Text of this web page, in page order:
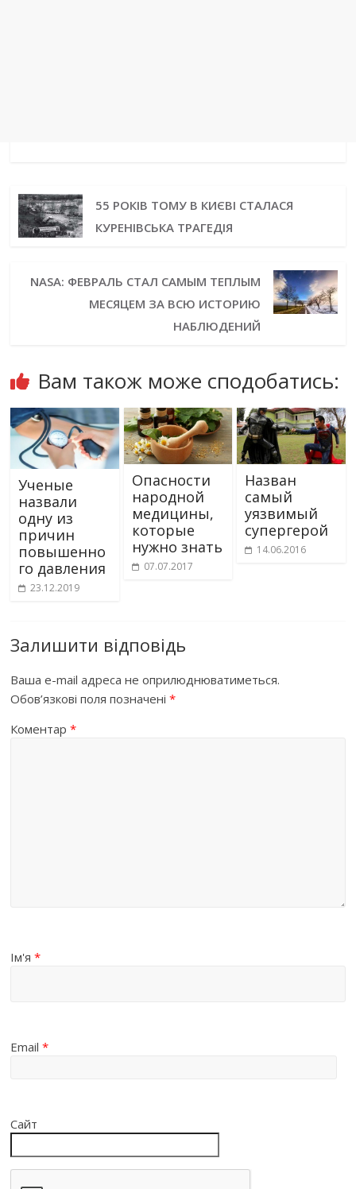
55 РОКІВ ТОМУ В КИЄВІ СТАЛАСЯ
КУРЕНІВСЬКА ТРАГЕДІЯ
NASA: ФЕВРАЛЬ СТАЛ САМЫМ ТЕПЛЫМ
МЕСЯЦЕМ ЗА ВСЮ ИСТОРИЮ
НАБЛЮДЕНИЙ
Вам також може сподобатись:
Ученые
назвали
одну из
причин
повышенно
го давления
23.12.2019
Опасности
народной
медицины,
которые
нужно знать
07.07.2017
Назван
самый
уязвимый
супергерой
14.06.2016
Залишити відповідь
Ваша e-mail адреса не оприлюднюватиметься.
Обов’язкові поля позначені*
Коментар*
Ім'я*
Email*
Сайт